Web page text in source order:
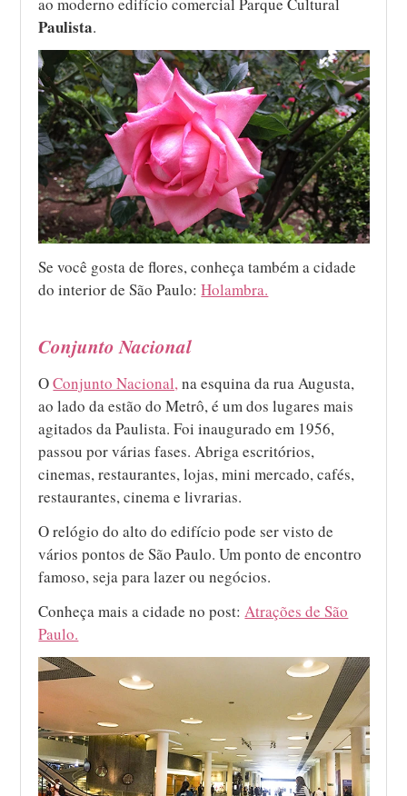
ao moderno edifício comercial Parque Cultural
Paulista.
Se você gosta de flores, conheça também a cidade
do interior de São Paulo:Holambra.
Conjunto Nacional
OConjunto Nacional,na esquina da rua Augusta,
ao lado da estão do Metrô, é um dos lugares mais
agitados da Paulista. Foi inaugurado em 1956,
passou por várias fases. Abriga escritórios,
cinemas, restaurantes, lojas, mini mercado, cafés,
restaurantes, cinema e livrarias.
O relógio do alto do edifício pode ser visto de
vários pontos de São Paulo. Um ponto de encontro
famoso, seja para lazer ou negócios.
Conheça mais a cidade no post:Atrações de São
Paulo.